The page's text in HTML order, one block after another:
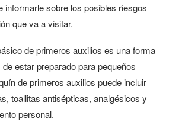
informarle sobre los posibles riesgos
que va a visitar.
de primeros auxilios es una forma
estar preparado para pequeños
de primeros auxilios puede incluir
toallitas antisépticas, analgésicos y
personal.